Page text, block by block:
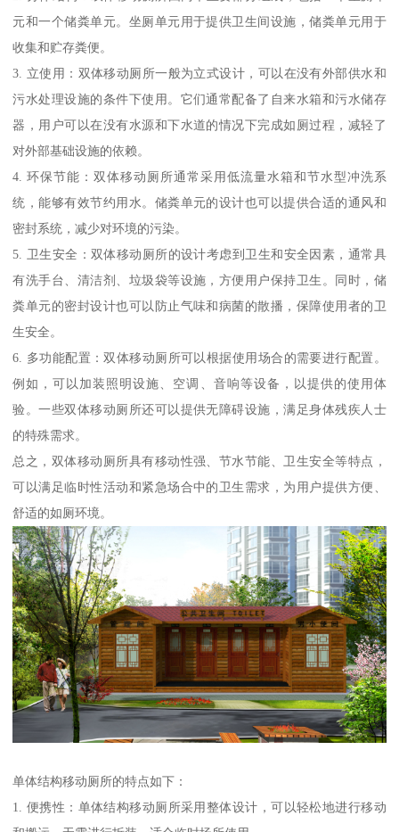
元和一个储粪单元。坐厕单元用于提供卫生间设施，储粪单元用于
收集和贮存粪便。
3. 立使用：双体移动厕所一般为立式设计，可以在没有外部供水和
污水处理设施的条件下使用。它们通常配备了自来水箱和污水储存
器，用户可以在没有水源和下水道的情况下完成如厕过程，减轻了
对外部基础设施的依赖。
4. 环保节能：双体移动厕所通常采用低流量水箱和节水型冲洗系
统，能够有效节约用水。储粪单元的设计也可以提供合适的通风和
密封系统，减少对环境的污染。
5. 卫生安全：双体移动厕所的设计考虑到卫生和安全因素，通常具
有洗手台、清洁剂、垃圾袋等设施，方便用户保持卫生。同时，储
粪单元的密封设计也可以防止气味和病菌的散播，保障使用者的卫
生安全。
6. 多功能配置：双体移动厕所可以根据使用场合的需要进行配置。
例如，可以加装照明设施、空调、音响等设备，以提供的使用体
验。一些双体移动厕所还可以提供无障碍设施，满足身体残疾人士
的特殊需求。
总之，双体移动厕所具有移动性强、节水节能、卫生安全等特点，
可以满足临时性活动和紧急场合中的卫生需求，为用户提供方便、
舒适的如厕环境。
单体结构移动厕所的特点如下：
1. 便携性：单体结构移动厕所采用整体设计，可以轻松地进行移动